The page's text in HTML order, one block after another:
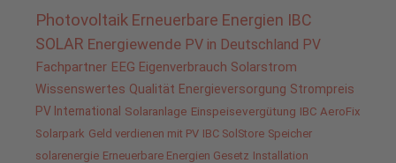
Photovoltaik Erneuerbare Energien IBC
SOLAR Energiewende PV in Deutschland PV
Fachpartner EEG Eigenverbrauch Solarstrom
Wissenswertes Qualität Energieversorgung Strompreis
PV International Solaranlage Einspeisevergütung IBC AeroFix
Solarpark Geld verdienen mit PV IBC SolStore Speicher
solarenergie Erneuerbare Energien Gesetz Installation